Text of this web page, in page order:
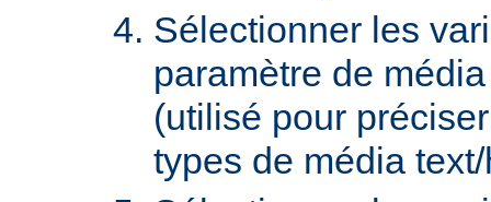
Sélectionner les
paramètre de
(utilisé pour
types de média